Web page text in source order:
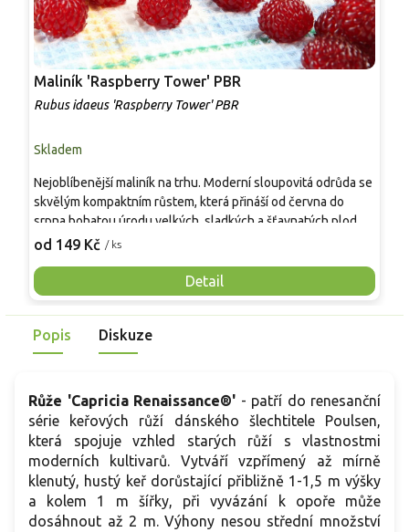
Maliník 'Raspberry Tower' PBR
Rubus idaeus 'Raspberry Tower' PBR
Skladem
od 149 Kč / ks
Detail
Nejoblíbenější maliník na trhu. Moderní sloupovitá odrůda se
skvělým kompaktním růstem, která přináší od června do
srpna bohatou úrodu velkých, sladkých a šťavnatých plodů.
Pevné vzpřímené výhony tvoří elegantní habitus bez
Mrazuvzdornost do −25 °C a spolehlivá vitalita z něj dělají
skvělou volbu pro každého pěstitele.
Popis Diskuze
Růže 'Capricia Renaissance®' - patří do renesanční
série keřových růží dánského šlechtitele Poulsen,
která spojuje vzhled starých růží s vlastnostmi
moderních kultivarů. Vytváří vzpřímený až mírně
klenutý, hustý keř dorůstající přibližně 1-1,5 m výšky
a kolem 1 m šířky, při vyvázání k opoře může
dosáhnout až 2 m. Výhony nesou střední množství